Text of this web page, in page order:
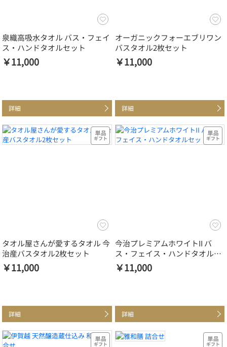
泉織高吸水タオル バス・フェイ
ス・ハンドタオルセット
￥11,000
詳細
オーガニックフォーエブリワン
バスタオル2枚セット
￥11,000
詳細
タオル屋さんが愛するタオル 今
治産バスタオル2枚セット
￥11,000
詳細
今治プレミアムホワイトII バ
ス・フェイス・ハンドタオルセ
ット
￥11,000
詳細